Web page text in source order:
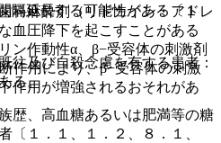
科麻酔剤（リドカイン・アドレ
血圧降下を起こすことがある
ン作動性α、β−受容体の刺激剤
作用により、β−受容体の刺激
作用が増強されるおそれがあ
隔延長する可能性がある〔１
及び自殺念慮を有する患者：
る。
歴、高血糖あるいは肥満等の糖
〔１．１、１．２、８．１、